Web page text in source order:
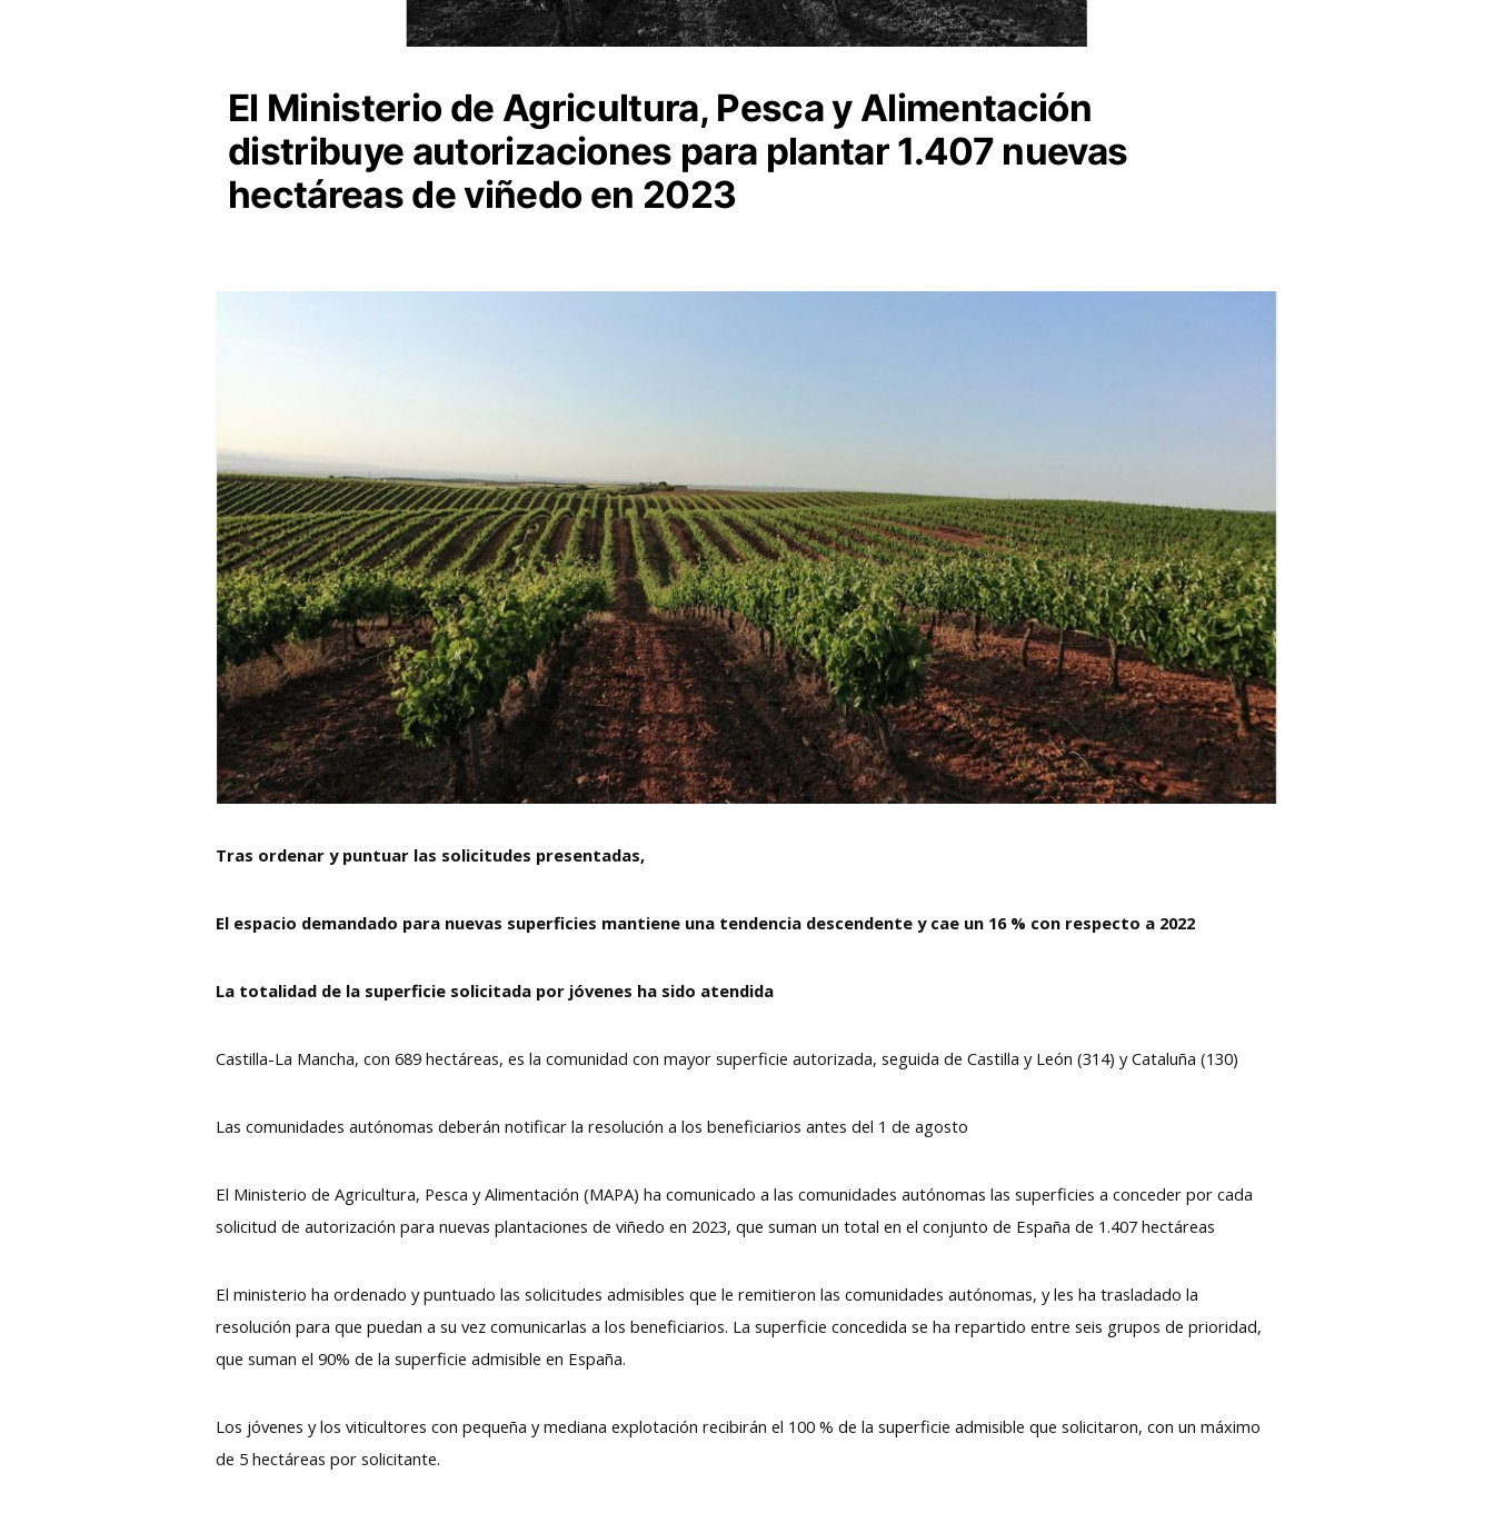
El Ministerio de Agricultura, Pesca y Alimentación
distribuye autorizaciones para plantar 1.407 nuevas
hectáreas de viñedo en 2023
Tras ordenar y puntuar las solicitudes presentadas,
El espacio demandado para nuevas superficies mantiene una tendencia descendente y cae un 16 % con respecto a 2022
La totalidad de la superficie solicitada por jóvenes ha sido atendida
Castilla-La Mancha, con 689 hectáreas, es la comunidad con mayor superficie autorizada, seguida de Castilla y León (314) y Cataluña (130)
Las comunidades autónomas deberán notificar la resolución a los beneficiarios antes del 1 de agosto
El Ministerio de Agricultura, Pesca y Alimentación (MAPA) ha comunicado a las comunidades autónomas las superficies a conceder por cada
solicitud de autorización para nuevas plantaciones de viñedo en 2023, que suman un total en el conjunto de España de 1.407 hectáreas
El ministerio ha ordenado y puntuado las solicitudes admisibles que le remitieron las comunidades autónomas, y les ha trasladado la
resolución para que puedan a su vez comunicarlas a los beneficiarios. La superficie concedida se ha repartido entre seis grupos de prioridad,
que suman el 90% de la superficie admisible en España.
Los jóvenes y los viticultores con pequeña y mediana explotación recibirán el 100 % de la superficie admisible que solicitaron, con un máximo
de 5 hectáreas por solicitante.